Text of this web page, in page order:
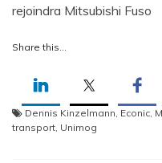
rejoindra Mitsubishi Fuso
Share this...
Dennis Kinzelmann Econic
transport Unimog